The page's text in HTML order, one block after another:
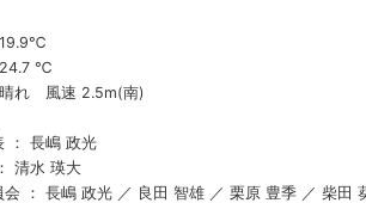
19.9℃
24.7 ℃
れ 風速 2.5m(南)
： 長嶋 政光
清水 瑛大
会 ： 長嶋 政光 ／ 良田 智雄 ／ 栗原 豊季 ／ 柴田